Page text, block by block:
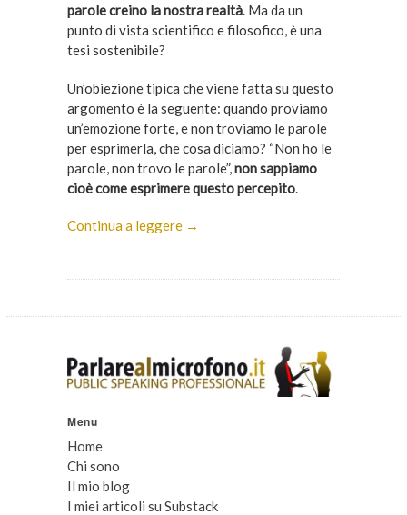
parole creino la nostra realtà. Ma da un
punto di vista scientifico e filosofico, è una
tesi sostenibile?
Un’obiezione tipica che viene fatta su questo
argomento è la seguente: quando proviamo
un’emozione forte, e non troviamo le parole
per esprimerla, che cosa diciamo? “Non ho le
parole, non trovo le parole”,non sappiamo
cioè come esprimere questo percepito.
Continua a leggere →
Menu
Home
Chi sono
Il mio blog
I miei articoli su Substack